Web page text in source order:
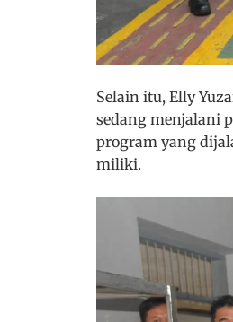
Selain itu, Elly
sedang menjalani
program yang
miliki.